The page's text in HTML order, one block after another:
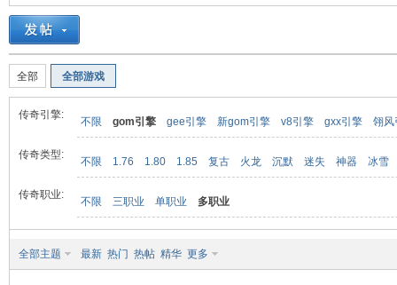
»
全部 全部游戏
传奇引擎:
不限 gom引擎 gee引擎 新gom引擎 v8引擎 gxx引擎 翎风
传奇类型:
不限 1.76 1.80 1.85 复古 火龙 沉默 迷失 神器 冰雪
传奇职业:
不限 三职业 单职业 多职业
全部主题 最新 热门 热帖 精华 更多